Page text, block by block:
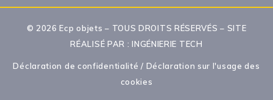
© 2026 Ecp objets – TOUS DROITS RÉSERVÉS – SITE
RÉALISÉ PAR :INGÉNIERIE TECH
Déclaration de confidentialité / Déclaration sur l'usage des
cookies